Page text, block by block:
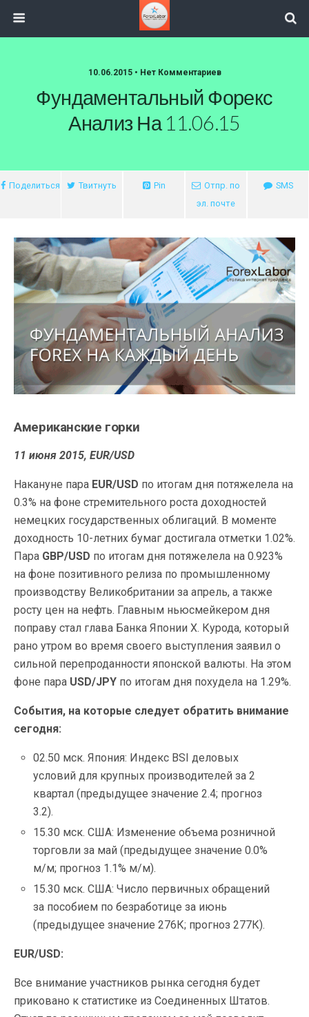
10.06.2015 • Нет Комментариев
Фундаментальный Форекс
Анализ На 11.06.15
Поделиться Твитнуть Pin
Отпр. по
эл. почте
SMS
Американские горки
11 июня 2015, EUR/USD
Накануне пара EUR/USD по итогам дня потяжелела на
0.3% на фоне стремительного роста доходностей
немецких государственных облигаций. В моменте
доходность 10-летних бумаг достигала отметки 1.02%.
Пара GBP/USD по итогам дня потяжелела на 0.923%
на фоне позитивного релиза по промышленному
производству Великобритании за апрель, а также
росту цен на нефть. Главным ньюсмейкером дня
поправу стал глава Банка Японии Х. Курода, который
рано утром во время своего выступления заявил о
сильной перепроданности японской валюты. На этом
фоне пара USD/JPY по итогам дня похудела на 1.29%.
События, на которые следует обратить внимание
сегодня:
02.50 мск. Япония: Индекс BSI деловых
условий для крупных производителей за 2
квартал (предыдущее значение 2.4; прогноз
3.2).
15.30 мск. США: Изменение объема розничной
торговли за май (предыдущее значение 0.0%
м/м; прогноз 1.1% м/м).
15.30 мск. США: Число первичных обращений
за пособием по безработице за июнь
(предыдущее значение 276К; прогноз 277К).
EUR/USD:
Все внимание участников рынка сегодня будет
приковано к статистике из Соединенных Штатов.